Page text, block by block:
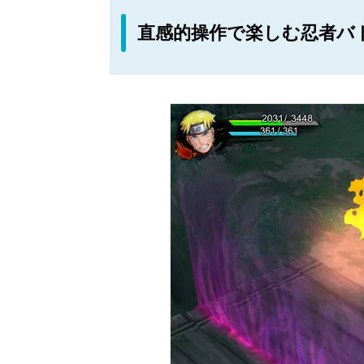
直感的操作で楽しむ忍者バ